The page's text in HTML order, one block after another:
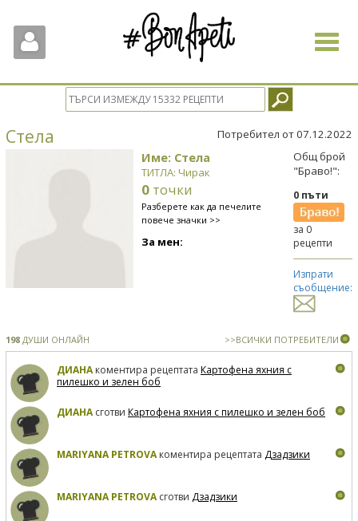
Toggle
Стела Потребител от 07.12.2022
Име: Стела
ТИТЛА: Чирак
0 точки
Разберете как да печелите
повече значки >>
За мен:
Общ брой
"Браво!":
0 пъти
за 0
рецепти
Изпрати
съобщение:
198 ДУШИ ОНЛАЙН >>ВСИЧКИ ПОТРЕБИТЕЛИ
ДИАНАкоментира рецептата Картофена яхния с
пилешко и зелен боб
ДИАНАсготви Картофена яхния с пилешко и зелен боб
MARIYANA PETROVAкоментира рецептата Дзадзики
MARIYANA PETROVAсготви Дзадзики